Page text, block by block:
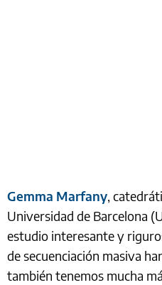
Gemma Marfany,
Universidad de Barcelona
estudio interesante y
de secuenciación masiva
también tenemos mucha